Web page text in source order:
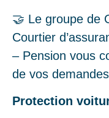
🤝 Le groupe de
Courtier
– Pension vous
de vos
Protection